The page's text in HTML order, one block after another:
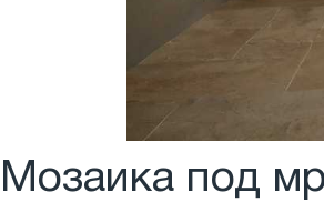
Мозаика под